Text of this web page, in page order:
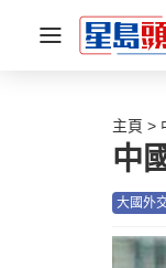
主頁
中
大國外